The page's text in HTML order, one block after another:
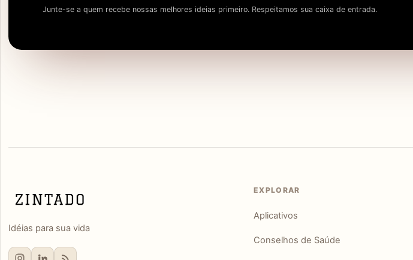
Junte-se a quem recebe nossas melhores ideias primeiro. Respeitamos sua caixa de entrada.
Idéias para sua vida
EXPLORAR
Aplicativos
Conselhos de Saúde